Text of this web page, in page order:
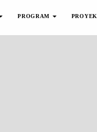
PROGRAM PROYEK